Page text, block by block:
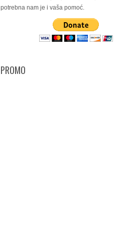
potrebna nam je i vaša pomoć.
PROMO